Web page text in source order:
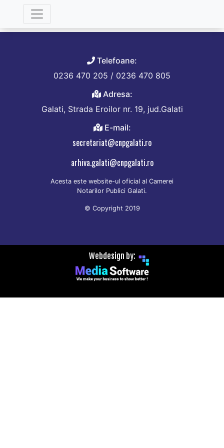
Categorie:
Telefoane:
0236 470 205 / 0236 470 805
Adresa:
Galati, Strada Eroilor nr. 19, jud.Galati
E-mail:
secretariat@cnpgalati.ro
arhiva.galati@cnpgalati.ro
Acesta este website-ul oficial al Camerei
Notarilor Publici Galati.
© Copyright 2019
Webdesign by: